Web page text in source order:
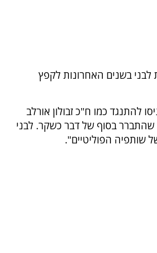
לבני בשנים האחרונות לקפץ
להתנגד כמו ח"כ זבולון אורלב
להם שהתנתקות תהיה ב-4 שלבים דבר שהתברר בסוף של דבר כשקר. לבני
שותפיה הפוליטיים".